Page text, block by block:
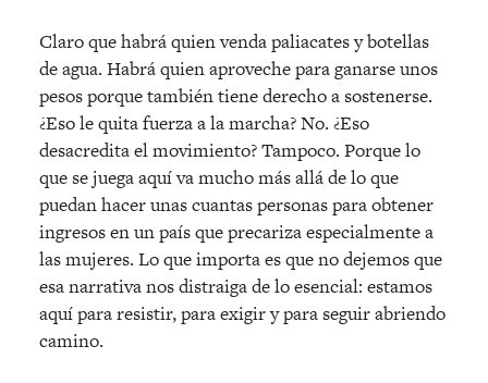
Claro que habrá quien venda paliacates y botellas
de agua. Habrá quien aproveche para ganarse unos
pesos porque también tiene derecho a sostenerse.
¿Eso le quita fuerza a la marcha? No. ¿Eso
desacredita el movimiento? Tampoco. Porque lo
que se juega aquí va mucho más allá de lo que
puedan hacer unas cuantas personas para obtener
ingresos en un país que precariza especialmente a
las mujeres. Lo que importa es que no dejemos que
esa narrativa nos distraiga de lo esencial: estamos
aquí para resistir, para exigir y para seguir abriendo
camino.